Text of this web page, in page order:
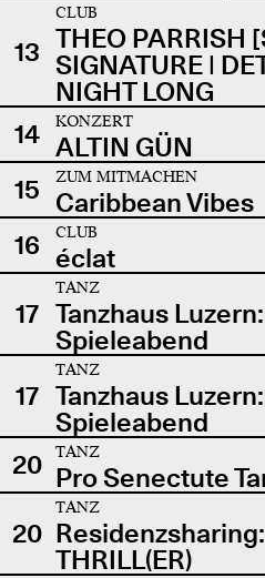
13
CLUB
THEO PARRISH
SIGNATURE |
NIGHT LONG
14
KONZERT
ALTIN GÜN
15
ZUM MITMACHEN
Caribbean Vibes
16
CLUB
éclat
17
TANZ
Tanzhaus
Spieleabend
17
TANZ
Tanzhaus
Spieleabend
20
TANZ
Pro Senectute
20
TANZ
THRILL(ER)